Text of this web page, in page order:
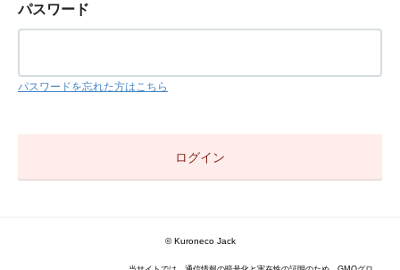
パスワード
パスワードを忘れた方はこちら
©️ Kuroneco Jack